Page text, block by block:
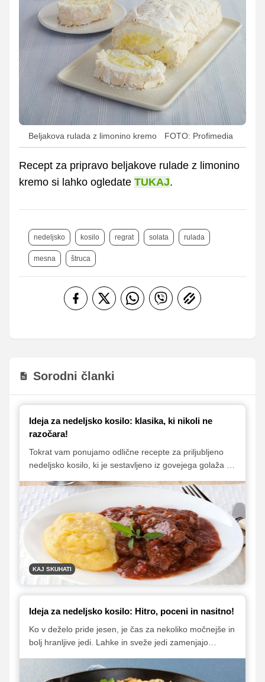
Beljakova rulada z limonino kremo FOTO: Profimedia
Recept za pripravo beljakove rulade z limonino
kremo si lahko ogledate TUKAJ.
nedeljsko kosilo regrat solata rulada
mesna štruca
Sorodni članki
Ideja za nedeljsko kosilo: klasika, ki nikoli ne
razočara!
Tokrat vam ponujamo odlične recepte za priljubljeno
nedeljsko kosilo, ki je sestavljeno iz govejega golaža in
privoščite še preprosto, a božansko dobro jabolčno
sladico.
KAJ SKUHATI
Ideja za nedeljsko kosilo: Hitro, poceni in nasitno!
Ko v deželo pride jesen, je čas za nekoliko močnejše in
bolj hranljive jedi. Lahke in sveže jedi zamenjajo
večkrat znajdejo tudi jedi iz buč, zelja, klobas, cvetače